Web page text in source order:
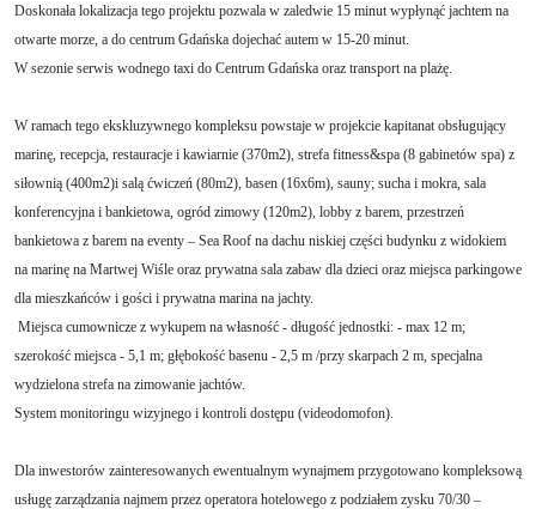
Doskonała lokalizacja tego projektu pozwala w zaledwie 15 minut wypłynąć jachtem na
otwarte morze, a do centrum Gdańska dojechać autem w 15-20 minut.
W sezonie serwis wodnego taxi do Centrum Gdańska oraz transport na plażę.
W ramach tego ekskluzywnego kompleksu powstaje w projekcie kapitanat obsługujący
marinę, recepcja, restauracje i kawiarnie (370m2), strefa fitness&spa (8 gabinetów spa) z
siłownią (400m2)i salą ćwiczeń (80m2), basen (16x6m), sauny; sucha i mokra, sala
konferencyjna i bankietowa, ogród zimowy (120m2), lobby z barem, przestrzeń
bankietowa z barem na eventy – Sea Roof na dachu niskiej części budynku z widokiem
na marinę na Martwej Wiśle oraz prywatna sala zabaw dla dzieci oraz miejsca parkingowe
dla mieszkańców i gości i prywatna marina na jachty.
Miejsca cumownicze z wykupem na własność - długość jednostki: - max 12 m;
szerokość miejsca - 5,1 m; głębokość basenu - 2,5 m /przy skarpach 2 m, specjalna
wydzielona strefa na zimowanie jachtów.
System monitoringu wizyjnego i kontroli dostępu (videodomofon).
Dla inwestorów zainteresowanych ewentualnym wynajmem przygotowano kompleksową
usługę zarządzania najmem przez operatora hotelowego z podziałem zysku 70/30 –